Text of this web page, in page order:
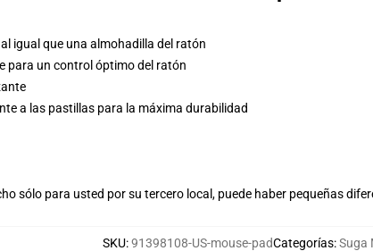
igual que una almohadilla del ratón
para un control óptimo del ratón
a las pastillas para la máxima durabilidad
sólo para usted por su tercero local, puede haber pequeñas
SKU:91398108-US-mouse-padCategorías:Suga